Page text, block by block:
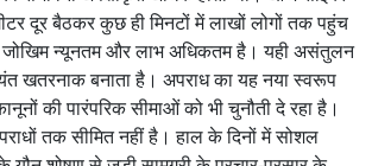
दूर बैठकर कुछ ही मिनटों में लाखों लोगों तक पहुंच
न्यूनतम और लाभ अधिकतम है। यही असंतुलन
खतरनाक बनाता है। अपराध का यह नया स्वरूप
की पारंपरिक सीमाओं को भी चुनौती दे रहा है।
तक सीमित नहीं है। हाल के दिनों में सोशल